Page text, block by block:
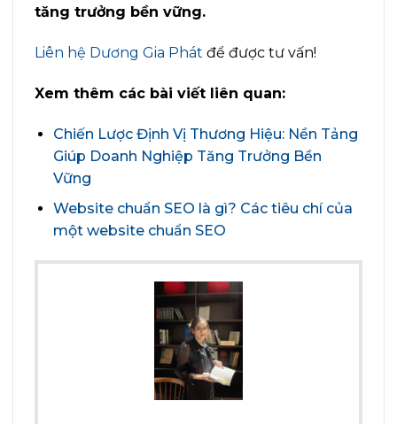
tăng trưởng bền vững.
Liên hệ Dương Gia Phát để được tư vấn!
Xem thêm các bài viết liên quan:
Chiến Lược Định Vị Thương Hiệu: Nền Tảng
Giúp Doanh Nghiệp Tăng Trưởng Bền
Vững
Website chuẩn SEO là gì? Các tiêu chí của
một website chuẩn SEO